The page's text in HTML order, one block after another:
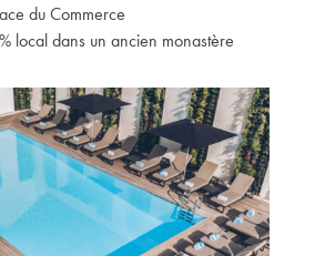
du Commerce
local dans un ancien monastère